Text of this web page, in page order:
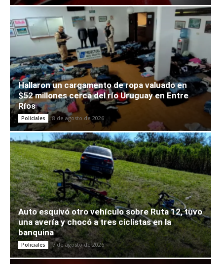
Hallaron un cargamento de ropa valuado en
$52 millones cerca del río Uruguay en Entre
Ríos
Policiales 8 de agosto de 2026
Auto esquivó otro vehículo sobre Ruta 12, tuvo
una avería y chocó a tres ciclistas en la
banquina
Policiales 7 de agosto de 2026